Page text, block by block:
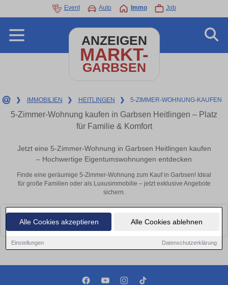
Alle Cookies akzeptieren Alle Cookies ablehnen
Einstellungen Datenschutzerklärung
Event Auto Immo Job
ANZEIGEN
MARKT-
GARBSEN
❯ IMMOBILIEN ❯ HEITLINGEN ❯ 5-ZIMMER-WOHNUNG-KAUFEN
5-Zimmer-Wohnung kaufen in Garbsen Heitlingen – Platz
für Familie & Komfort
Jetzt eine 5-Zimmer-Wohnung in Garbsen Heitlingen kaufen
– Hochwertige Eigentumswohnungen entdecken
Finde eine geräumige 5-Zimmer-Wohnung zum Kauf in Garbsen! Ideal
für große Familien oder als Luxusimmobilie – jetzt exklusive Angebote
sichern.
Leider konnten wir derzeit keine passenden Objekte finden. Schauen Sie
bald wieder vorbei!